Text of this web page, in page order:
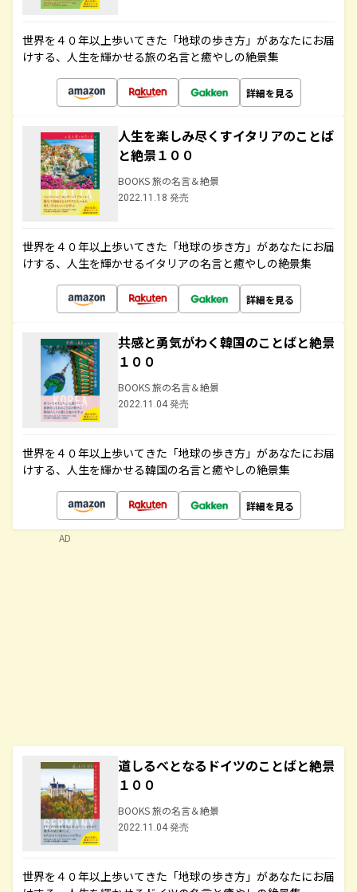
世界を４０年以上歩いてきた「地球の歩き方」があなたにお届
けする、人生を輝かせる旅の名言と癒やしの絶景集
詳細を見る
人生を楽しみ尽くすイタリアのことば
と絶景１００
BOOKS 旅の名言＆絶景
2022.11.18 発売
世界を４０年以上歩いてきた「地球の歩き方」があなたにお届
けする、人生を輝かせるイタリアの名言と癒やしの絶景集
詳細を見る
共感と勇気がわく韓国のことばと絶景
１００
BOOKS 旅の名言＆絶景
2022.11.04 発売
世界を４０年以上歩いてきた「地球の歩き方」があなたにお届
けする、人生を輝かせる韓国の名言と癒やしの絶景集
詳細を見る
道しるべとなるドイツのことばと絶景
１００
BOOKS 旅の名言＆絶景
2022.11.04 発売
世界を４０年以上歩いてきた「地球の歩き方」があなたにお届
AD